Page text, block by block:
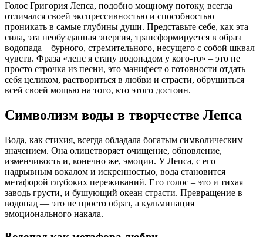
Голос Григория Лепса, подобно мощному потоку, всегда
отличался своей экспрессивностью и способностью
проникать в самые глубины души. Представьте себе, как эта
сила, эта необузданная энергия, трансформируется в образ
водопада – бурного, стремительного, несущего с собой шквал
чувств. Фраза «лепс я стану водопадом у кого-то» – это не
просто строчка из песни, это манифест о готовности отдать
себя целиком, раствориться в любви и страсти, обрушиться
всей своей мощью на того, кто этого достоин.
Символизм воды в творчестве Лепса
Вода, как стихия, всегда обладала богатым символическим
значением. Она олицетворяет очищение, обновление,
изменчивость и, конечно же, эмоции. У Лепса, с его
надрывным вокалом и искренностью, вода становится
метафорой глубоких переживаний. Его голос – это и тихая
заводь грусти, и бушующий океан страсти. Превращение в
водопад ― это не просто образ, а кульминация
эмоционального накала.